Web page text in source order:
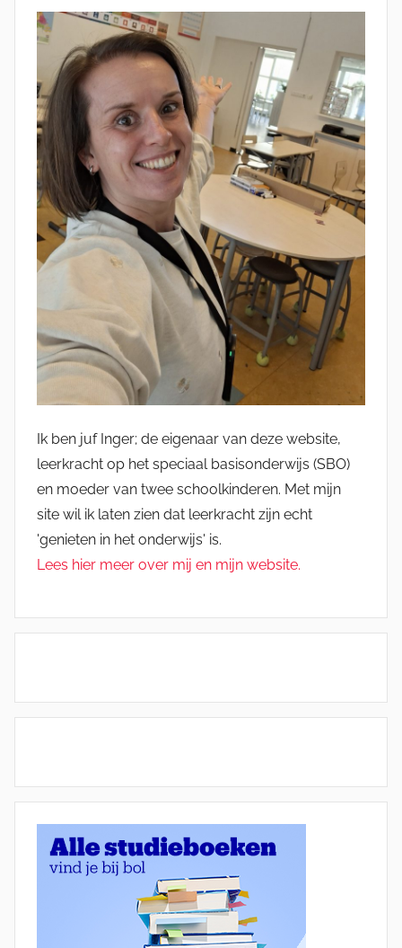
Ik ben juf Inger; de eigenaar van deze website,
leerkracht op het speciaal basisonderwijs (SBO)
en moeder van twee schoolkinderen. Met mijn
site wil ik laten zien dat leerkracht zijn echt
'genieten in het onderwijs' is.
Lees hier meer over mij en mijn website.